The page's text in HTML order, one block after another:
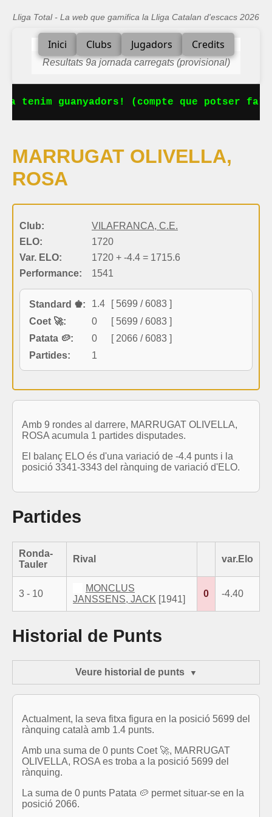
Lliga Total - La web que gamifica la Lliga Catalan d'escacs 2026
Inici Clubs Jugadors Credits
Resultats 9a jornada carregats (provisional)
tenim guanyadors! (compte que potser
MARRUGAT OLIVELLA,
ROSA
Club:
VILAFRANCA, C.E.
ELO:
1720
Var. ELO:
1720 + -4.4 = 1715.6
Performance:
1541
Standard ♚: 1.4
[ 5699 / 6083 ]
Coet 🚀:
0
[ 5699 / 6083 ]
Patata 🥔:
0
[ 2066 / 6083 ]
Partides:
1
Amb 9 rondes al darrere, MARRUGAT OLIVELLA,
ROSA acumula 1 partides disputades.
El balanç ELO és d'una variació de -4.4 punts i la
posició 3341-3343 del rànquing de variació d'ELO.
Partides
Ronda-
Tauler
Rival var.Elo
3 - 10
MONCLUS
JANSSENS, JACK [1941]
0 -4.40
Historial de Punts
Veure historial de punts
Actualment, la seva fitxa figura en la posició 5699 del
rànquing català amb 1.4 punts.
Amb una suma de 0 punts Coet 🚀, MARRUGAT
OLIVELLA, ROSA es troba a la posició 5699 del
rànquing.
La suma de 0 punts Patata 🥔 permet situar-se en la
posició 2066.